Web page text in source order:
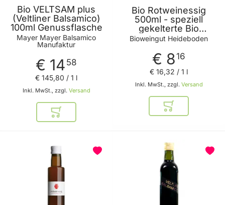
Bio VELTSAM plus
(Veltliner Balsamico)
100ml Genussflasche
Mayer Mayer Balsamico
Manufaktur
€ 14 58
Inkl. MwSt., zzgl. Versand
€ 145,80 / 1 l
In den Warenkorb
Bio Rotweinessig
500ml - speziell
gekelterte Bio
Weinsorten - ideal zu
fruchtig saurer
Rotweinessig von
Bioweingut
Heideboden
Bioweingut Heideboden
€ 816
Inkl. MwSt., zzgl. Versand
€ 16,32 / 1 l
In den